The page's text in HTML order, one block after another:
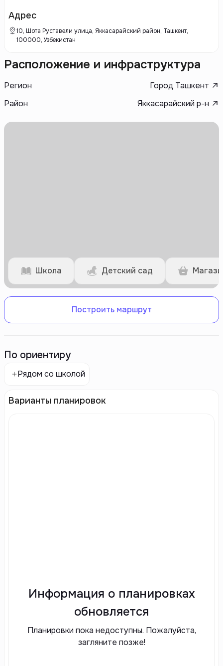
позволяет им обеспечивать высокие стандарты жизни для своих
клиентов.
Адрес
10, Шота Руставели улица, Яккасарайский район, Ташкент,
100000, Узбекистан
Расположение и инфраструктура
Регион
Город Ташкент
Район
Яккасарайский р-н
Школа Детский сад
Построить маршрут
По ориентиру
Рядом со школой
Варианты планировок
Информация о планировках
обновляется
Планировки пока недоступны. Пожалуйста,
загляните позже!